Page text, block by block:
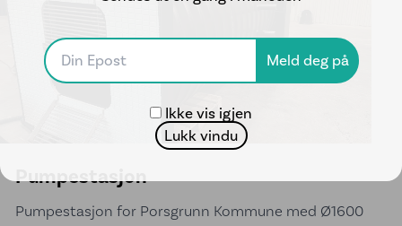
Ikke vis igjen
Lukk vindu
Pumpestasjon
Pumpestasjon for Porsgrunn Kommune med Ø1600